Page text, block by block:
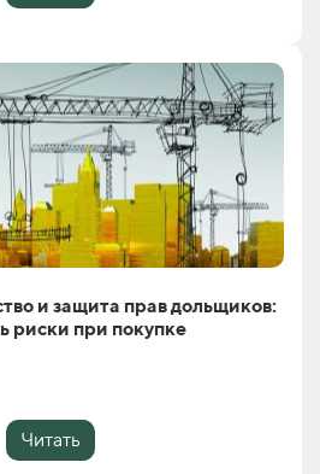
и защита прав дольщиков:
риски при покупке
Читать